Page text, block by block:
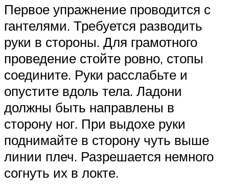
Первое упражнение проводится с
гантелями. Требуется разводить
руки в стороны. Для грамотного
проведение стойте ровно, стопы
соедините. Руки расслабьте и
опустите вдоль тела. Ладони
должны быть направлены в
сторону ног. При выдохе руки
поднимайте в сторону чуть выше
линии плеч. Разрешается немного
согнуть их в локте.